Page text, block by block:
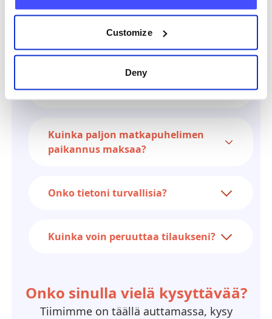
Customize
Deny
Kuinka kauan siihen menee?
Toimiiko se, jos kolmannen
osapuolen puhelin on pois päältä?
Kuinka paljon matkapuhelimen
paikannus maksaa?
Onko tietoni turvallisia?
Kuinka voin peruuttaa tilaukseni?
Onko sinulla vielä kysyttävää?
Tiimimme on täällä auttamassa, kysy